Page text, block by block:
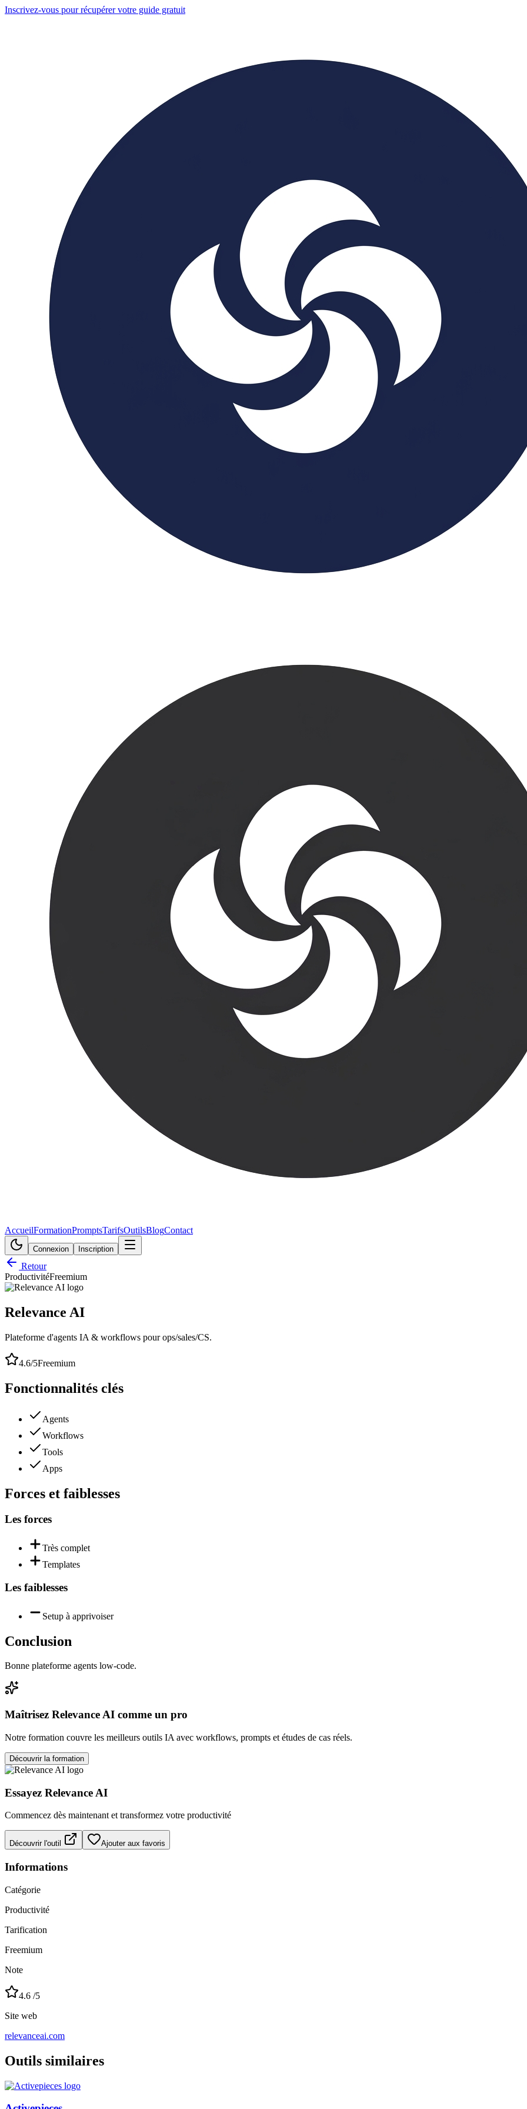
Inscrivez-vous pour récupérer votre guide gratuit
AccueilFormationPromptsTarifsOutilsBlogContact
Connexion Inscription
Retour
ProductivitéFreemium
Relevance AI
Plateforme d'agents IA & workflows pour ops/sales/CS.
4.6/5Freemium
Fonctionnalités clés
Agents
Workflows
Tools
Apps
Forces et faiblesses
Les forces
Très complet
Templates
Les faiblesses
Setup à apprivoiser
Conclusion
Bonne plateforme agents low-code.
Maîtrisez Relevance AI comme un pro
Notre formation couvre les meilleurs outils IA avec workflows, prompts et études de cas réels.
Découvrir la formation
Essayez Relevance AI
Commencez dès maintenant et transformez votre productivité
Découvrir l'outil Ajouter aux favoris
Informations
Catégorie
Productivité
Tarification
Freemium
Note
4.6 /5
Site web
relevanceai.com
Outils similaires